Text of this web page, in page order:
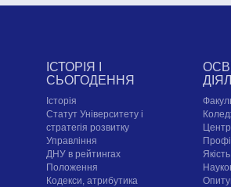
ІСТОРІЯ І
СЬОГОДЕННЯ
Історія
Статут Університету і
стратегія розвитку
Управління
ДНУ в рейтингах
Положення
Кодекси, атрибутика